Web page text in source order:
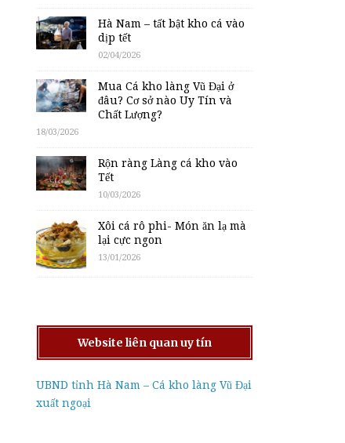
Hà Nam – tất bật kho cá vào
dịp tết
02/04/2026
Mua Cá kho làng Vũ Đại ở
đâu? Cơ sở nào Uy Tín và
Chất Lượng?
18/03/2026
Rộn ràng Làng cá kho vào
Tết
10/03/2026
Xôi cá rô phi- Món ăn lạ mà
lại cực ngon
13/01/2026
Website liên quan uy tín
UBND tỉnh Hà Nam – Cá kho làng Vũ Đại
xuất ngoại